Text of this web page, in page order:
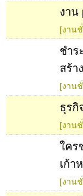
งาน
[งาน
ชำร
สร้า
[งาน
ธุรกิ
[งาน
ใคร
เก้า
[งาน